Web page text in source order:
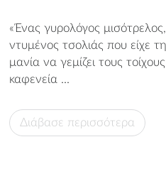
«Ένας γυρολόγος μισότρελος,
ντυμένος τσολιάς που είχε τη
μανία να γεμίζει τους
καφενεία ...
Διάβασε περισσότερα